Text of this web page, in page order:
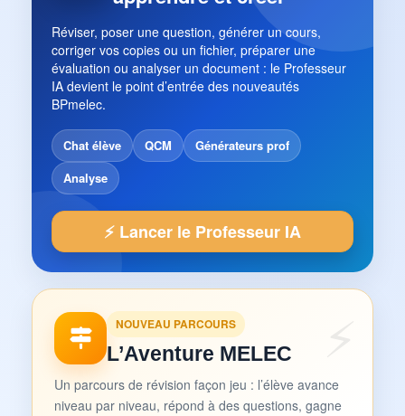
Réviser, poser une question, générer un cours,
corriger vos copies ou un fichier, préparer une
évaluation ou analyser un document : le Professeur
IA devient le point d’entrée des nouveautés
BPmelec.
Chat élève QCM
Générateurs prof
Analyse
⚡ Lancer le Professeur IA
NOUVEAU PARCOURS
L’Aventure MELEC
Un parcours de révision façon jeu : l’élève avance
niveau par niveau, répond à des questions, gagne